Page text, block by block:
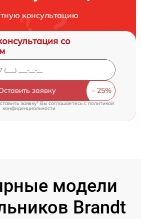
консультацию
со
заявку
заявку" Вы соглашаетесь c политикой
конфиденциальности
модели
Brandt